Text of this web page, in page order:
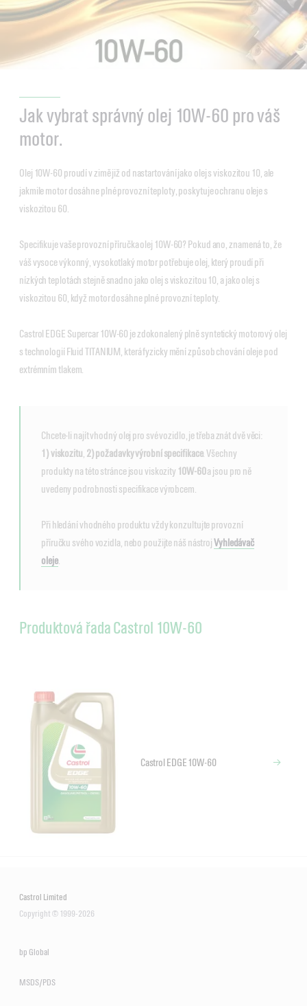
Jak vybrat správný olej 10W-60 pro váš
motor.
Olej 10W-60 proudí v zimě již od nastartování jako olej s viskozitou 10, ale
jakmile motor dosáhne plné provozní teploty, poskytuje ochranu oleje s
viskozitou 60.
Specifikuje vaše provozní příručka olej 10W-60? Pokud ano, znamená to, že
váš vysoce výkonný, vysokotlaký motor potřebuje olej, který proudí při
nízkých teplotách stejně snadno jako olej s viskozitou 10, a jako olej s
viskozitou 60, když motor dosáhne plné provozní teploty.
Castrol EDGE Supercar 10W-60 je zdokonalený plně syntetický motorový olej
s technologií Fluid TITANIUM, která fyzicky mění způsob chování oleje pod
extrémním tlakem.
Chcete-li najít vhodný olej pro své vozidlo, je třeba znát dvě věci:
1) viskozitu 2) požadavky výrobní specifikace. Všechny
produkty na této stránce jsou viskozity 10W-60a jsou pro ně
uvedeny podrobnosti specifikace výrobcem.
Při hledání vhodného produktu vždy konzultujte provozní
příručku svého vozidla, nebo použijte náš nástrojVyhledávač
oleje.
Produktová řada Castrol 10W-60
Castrol EDGE 10W-60
Castrol Limited
Copyright © 1999-2026
bp Global
MSDS/PDS